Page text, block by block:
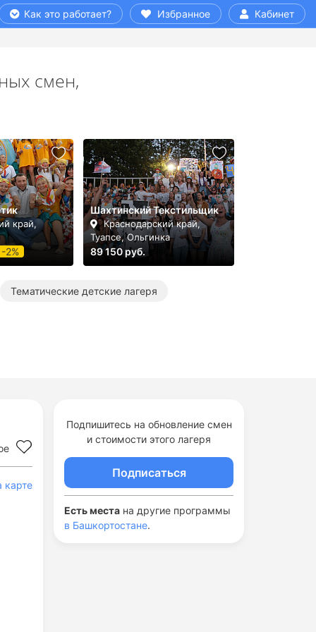
Как это работает? Избранное Кабинет
карте
Подпишитесь на обновление смен
и стоимости этого лагеря
Подписаться
Есть места на другие программы
в Башкортостане.
смен,
край,
-2%
Шахтинский Текстильщик
Краснодарский край,
Туапсе, Ольгинка
89 150 руб.
Тематические детские лагеря